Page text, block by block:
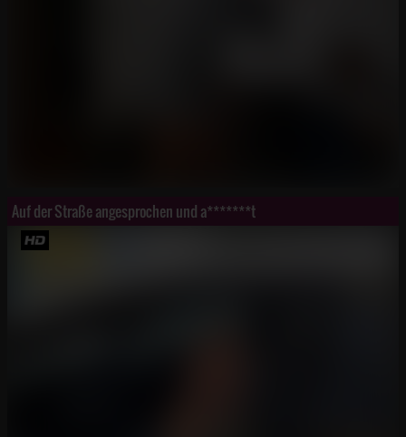
Auf der Straße angesprochen und a*******t